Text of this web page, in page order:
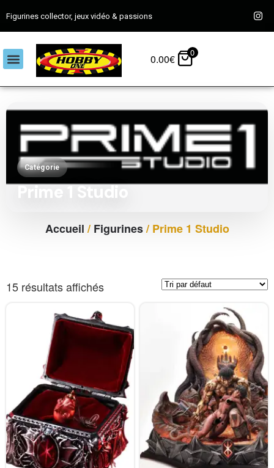
Figurines collector, jeux vidéo & passions
0.00€ 0
Catégorie
Prime 1 Studio
Accueil /Figurines/ Prime 1 Studio
15 résultats affichés